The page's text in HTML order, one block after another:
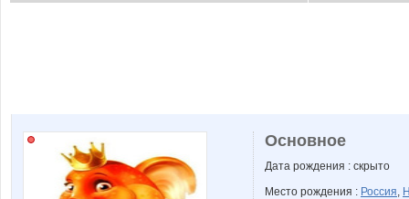
Основное
Дата рождения : скрыто
Место рождения : Россия,